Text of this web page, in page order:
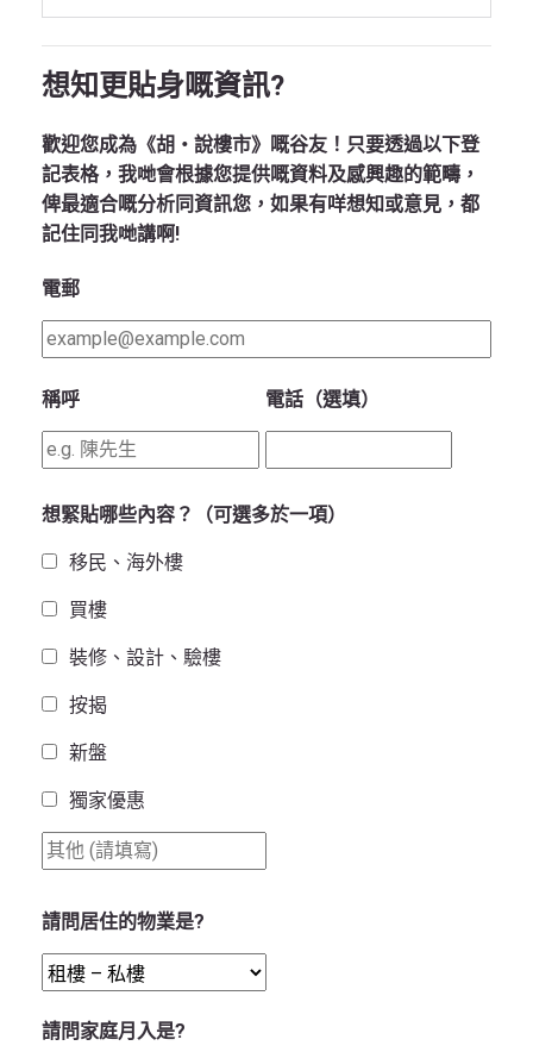
想知更貼身嘅資訊?
歡迎您成為《胡‧說樓市》嘅谷友！只要透過以下登
記表格，我哋會根據您提供嘅資料及感興趣的範疇，
俾最適合嘅分析同資訊您，如果有咩想知或意見，都
記住同我哋講啊!
電郵
稱呼 電話（選填）
想緊貼哪些內容？（可選多於一項）
移民、海外樓
買樓
裝修、設計、驗樓
按揭
新盤
獨家優惠
請問居住的物業是?
請問家庭月入是?